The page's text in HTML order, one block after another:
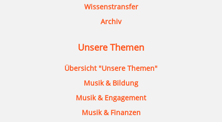
Wissenstransfer
Archiv
Unsere Themen
Übersicht "Unsere Themen"
Musik & Bildung
Musik & Engagement
Musik & Finanzen